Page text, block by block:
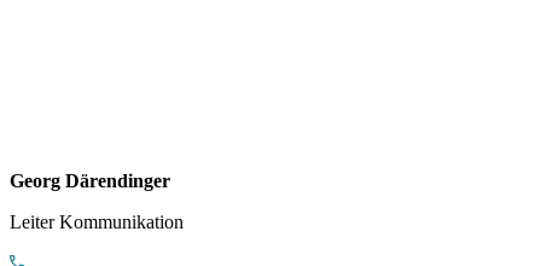
Georg Därendinger
Leiter Kommunikation